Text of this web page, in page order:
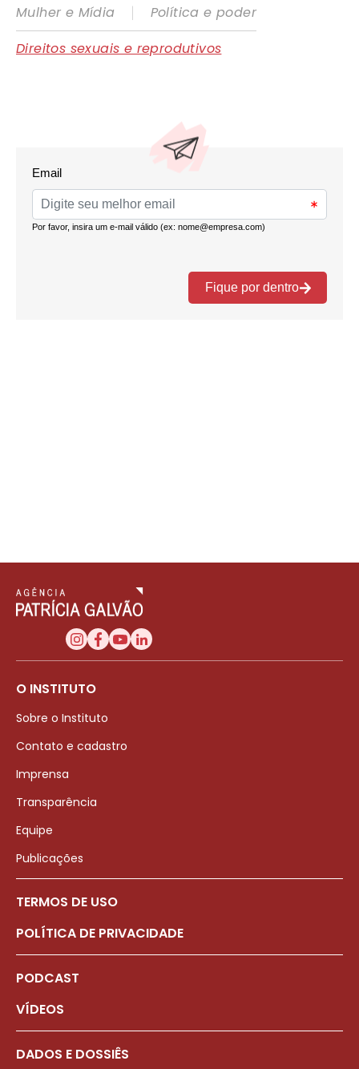
Mulher e Mídia
|
Política e poder
Direitos sexuais e reprodutivos
O INSTITUTO
Sobre o Instituto
Contato e cadastro
Imprensa
Transparência
Equipe
Publicações
TERMOS DE USO
POLÍTICA DE PRIVACIDADE
PODCAST
VÍDEOS
DADOS E DOSSIÊS